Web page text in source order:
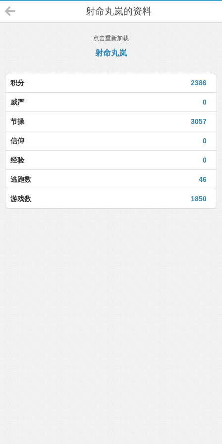
射命丸岚的资料
点击重新加载
射命丸岚
2386
积分
0
威严
3057
节操
0
信仰
0
经验
46
逃跑数
1850
游戏数